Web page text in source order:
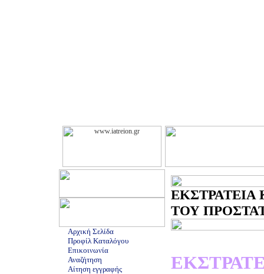
Αρχική Σελίδα
Προφίλ Καταλόγου
Επικοινωνία
Αναζήτηση
Αίτηση εγγραφής
ΤΟΥ